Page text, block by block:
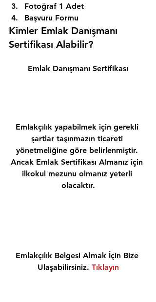
Fotoğraf 1 Adet
Başvuru Formu
Kimler Emlak Danışmanı
Sertifikası Alabilir?
Emlak Danışmanı Sertifikası
Emlakçılık yapabilmek için gerekli
şartlar taşınmazın ticareti
yönetmeliğine göre belirlenmiştir.
Ancak Emlak Sertifikası Almanız için
ilkokul mezunu olmanız yeterli
olacaktır.
Emlakçılık Belgesi Almak İçin Bize
Ulaşabilirsiniz. Tıklayın